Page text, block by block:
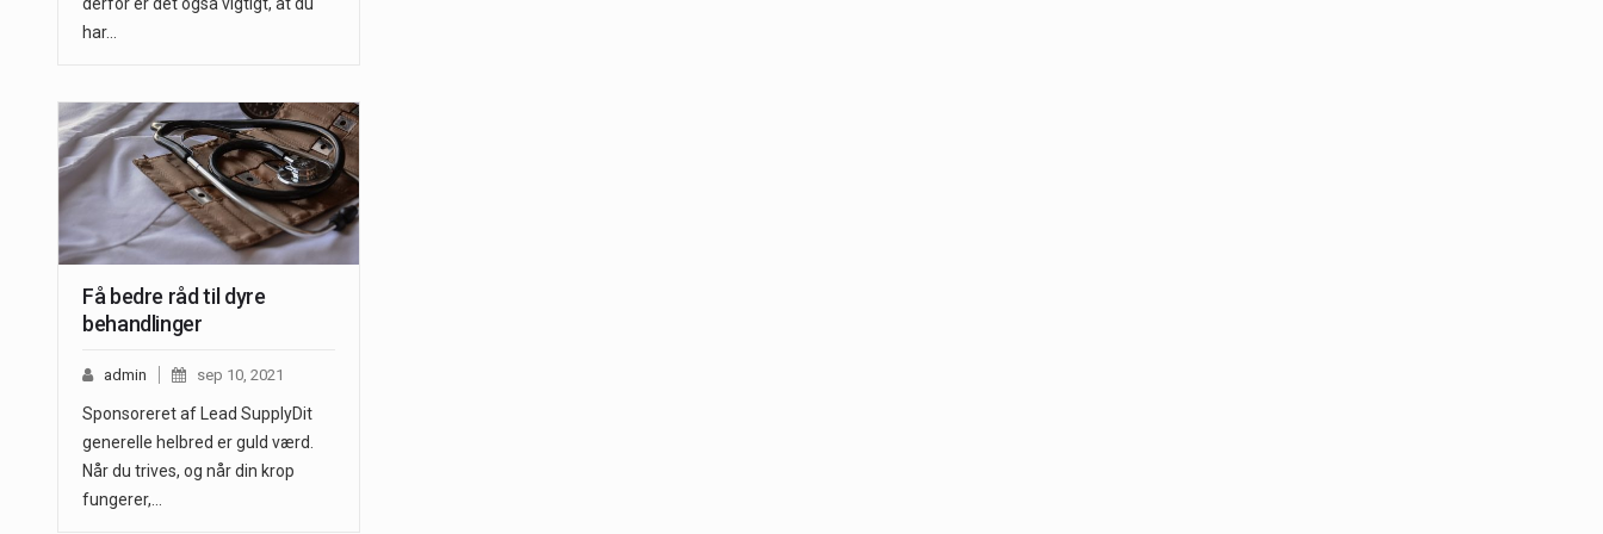
har…
Få bedre råd til dyre
behandlinger
admin sep 10, 2021
Sponsoreret af Lead SupplyDit
generelle helbred er guld værd.
Når du trives, og når din krop
fungerer,…